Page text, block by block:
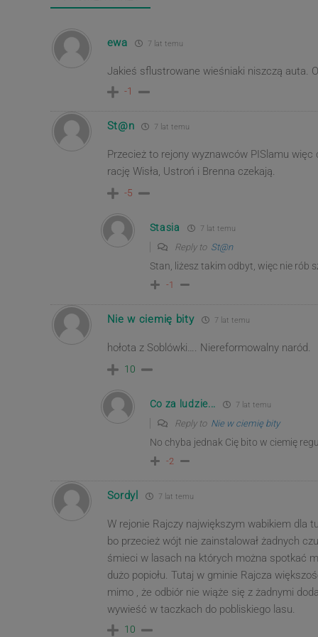
ewa 7 lat temu
Jakieś sflustrowane wieśniaki niszczą auta.
-1
St@n 7 lat temu
Przecież to rejony wyznawców PISlamu
rację Wisła, Ustroń i Brenna czekają.
-5
Stasia 7 lat temu
Reply to St@n
Stan, liżesz takim odbyt, więc nie rób
-1
Nie w ciemię bity 7 lat temu
hołota z Soblówki…. Niereformowalny naród.
10
Co za ludzie... 7 lat temu
Reply to Nie w ciemię bity
No chyba jednak Cię bito w ciemię
-2
Sordyl 7 lat temu
W rejonie Rajczy największym wabikiem dla
bo przecież wójt nie zainstalował żadnych
śmieci w lasach na których można spotkać
dużo popiołu. Tutaj w gminie Rajcza
mimo , że odbiór nie wiąże się z żadnymi
wywieść w taczkach do pobliskiego lasu.
10